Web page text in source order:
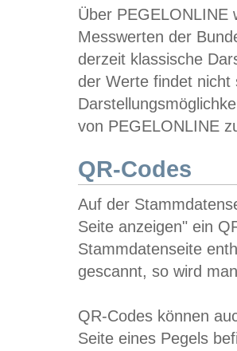
Über PEGELONLINE
Messwerten der
derzeit klassische
der Werte findet
von PEGELONLINE
QR-Codes
Auf der
Seite anzeigen" ein
Stammdatenseite
gescannt, so wird
QR-Codes können
Seite eines Pegels